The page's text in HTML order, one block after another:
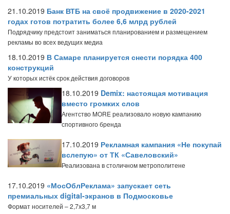
21.10.2019 Банк ВТБ на своё продвижение в 2020-2021
годах готов потратить более 6,6 млрд рублей
Подрядчику предстоит заниматься планированием и размещением
рекламы во всех ведущих медиа
18.10.2019 В Самаре планируется снести порядка 400
конструкций
У которых истёк срок действия договоров
18.10.2019 Demix: настоящая мотивация
вместо громких слов
Агентство MORE реализовало новую кампанию
спортивного бренда
17.10.2019 Рекламная кампания «Не покупай
вслепую» от ТК «Савеловский»
Реализована в столичном метрополитене
17.10.2019 «МосОблРеклама» запускает сеть
премиальных digital-экранов в Подмосковье
Формат носителей – 2,7х3,7 м